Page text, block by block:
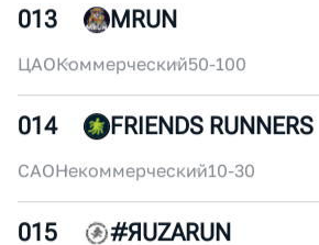
ЮВАО Некоммерческий
012 БЕГОМ!
ЦАО Коммерческий100-150
013 MRUN
ЦАО Коммерческий50-100